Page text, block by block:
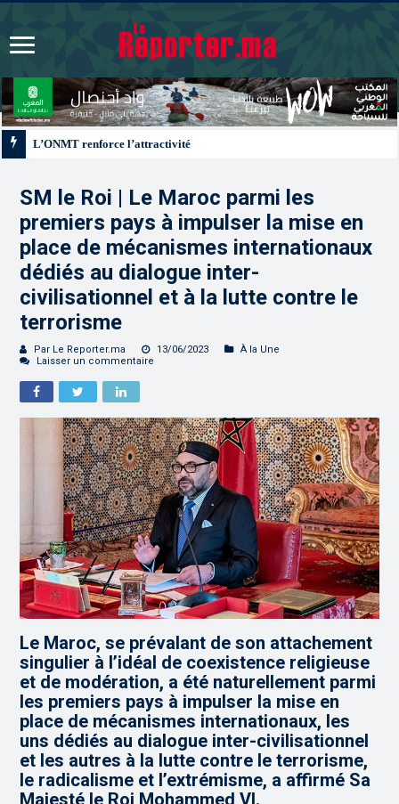
SM le Roi | Le Maroc parmi les
premiers pays à impulser la mise en
place de mécanismes internationaux
dédiés au dialogue inter-
civilisationnel et à la lutte contre le
terrorisme
Par Le Reporter.ma 13/06/2023
À la Une
Laisser un commentaire
Le Maroc, se prévalant de son attachement
singulier à l’idéal de coexistence religieuse
et de modération, a été naturellement parmi
les premiers pays à impulser la mise en
place de mécanismes internationaux, les
uns dédiés au dialogue inter-civilisationnel
et les autres à la lutte contre le terrorisme,
le radicalisme et l’extrémisme, a affirmé Sa